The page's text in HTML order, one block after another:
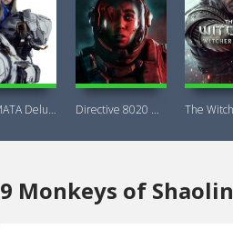
PRAGMATA Deluxe Edition Directive 8020 Digital Deluxe Новая
9 Monkeys of Shaolin